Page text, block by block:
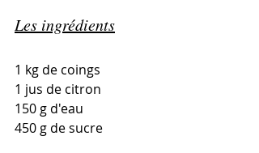
Les ingrédients
1 kg de coings
1 jus de citron
150 g d'eau
450 g de sucre